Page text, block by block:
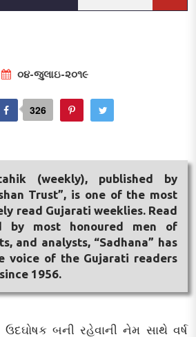
૦૪-જુલાઇ-૨૦૧૯
326
(weekly), published by
Trust”, is one of the most
read Gujarati weeklies. Read
by most honoured men of
and analysts, “Sadhana” has
voice of the Gujarati readers
1956.
ઉદઘોષક બની રહેવાની નેમ સાથે વર્ષ